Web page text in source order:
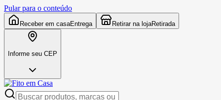
Pular para o conteúdo
Receber em casaEntrega Retirar na lojaRetirada
Informe seu CEP